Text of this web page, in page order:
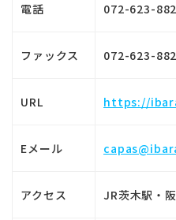
電話 072-623-
ファックス 072-623-
URL https://
Eメール
アクセス JR茨木駅・